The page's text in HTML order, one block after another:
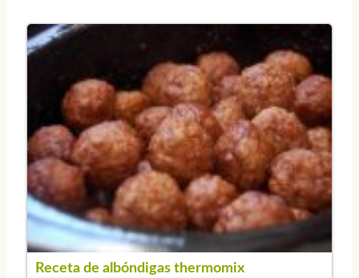
Receta de albóndigas thermomix